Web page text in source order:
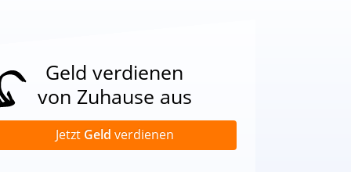
Geld verdienen
von Zuhause aus
Jetzt Geld verdienen